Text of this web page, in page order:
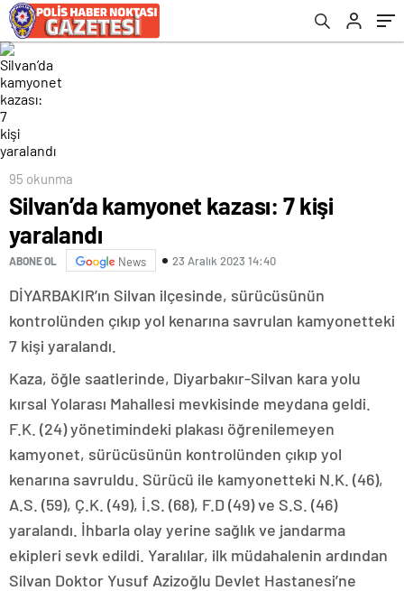
95 okunma
Silvan’da kamyonet kazası: 7 kişi
yaralandı
ABONE OL News 23 Aralık 2023 14:40
DİYARBAKIR’ın Silvan ilçesinde, sürücüsünün
kontrolünden çıkıp yol kenarına savrulan kamyonetteki
7 kişi yaralandı.
Kaza, öğle saatlerinde, Diyarbakır-Silvan kara yolu
kırsal Yolarası Mahallesi mevkisinde meydana geldi.
F.K. (24) yönetimindeki plakası öğrenilemeyen
kamyonet, sürücüsünün kontrolünden çıkıp yol
kenarına savruldu. Sürücü ile kamyonetteki N.K. (46),
A.S. (59), Ç.K. (49), İ.S. (68), F.D (49) ve S.S. (46)
yaralandı. İhbarla olay yerine sağlık ve jandarma
ekipleri sevk edildi. Yaralılar, ilk müdahalenin ardından
Silvan Doktor Yusuf Azizoğlu Devlet Hastanesi’ne